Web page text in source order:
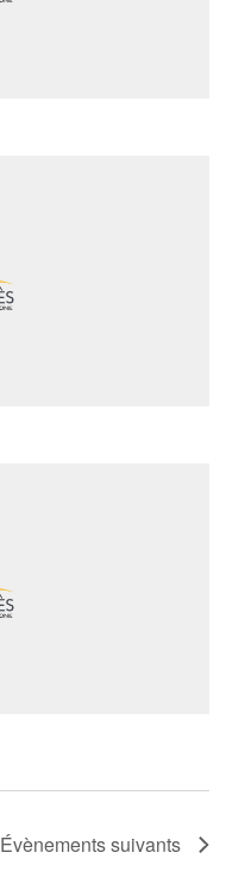
Évènementssuivants